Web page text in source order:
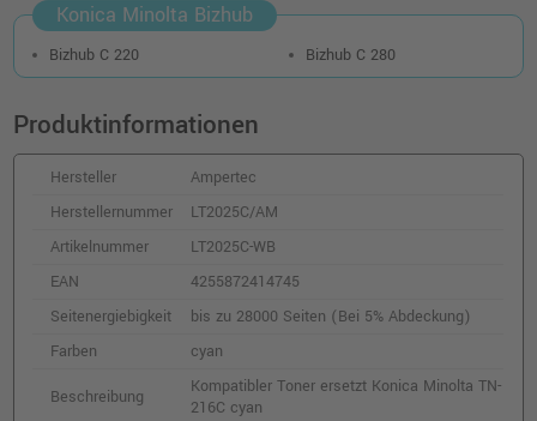
Konica Minolta Bizhub
Bizhub C 220 Bizhub C 280
Produktinformationen
Hersteller
Ampertec
Herstellernummer
LT2025C/AM
Artikelnummer
LT2025C-WB
EAN
4255872414745
Seitenergiebigkeit
bis zu 28000 Seiten (Bei 5% Abdeckung)
Farben
cyan
Beschreibung
Kompatibler Toner ersetzt Konica Minolta TN-
216C cyan